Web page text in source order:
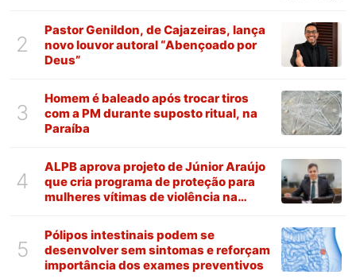
2
Pastor Genildon, de Cajazeiras, lança
novo louvor autoral “Abençoado por
Deus”
3
Homem é baleado após trocar tiros
com a PM durante suposto ritual, na
Paraíba
4
ALPB aprova projeto de Júnior Araújo
que cria programa de proteção para
mulheres vítimas de violência na
5
Pólipos intestinais podem se
desenvolver sem sintomas e reforçam
importância dos exames preventivos